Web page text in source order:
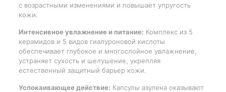
с возрастными изменениями и повышает упругость
кожи.
Интенсивное увлажнение и питание: Комплекс из 5
керамидов и 5 видов гиалуроновой кислоты
обеспечивает глубокое и многослойное увлажнение,
устраняет сухость и шелушение, укрепляя
естественный защитный барьер кожи.
Успокаивающее действие: Капсулы азулена оказывают